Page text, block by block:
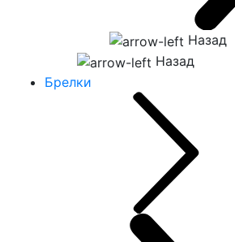
Назад
Назад
Брелки